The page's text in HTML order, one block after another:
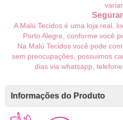
A Malú Tecidos é uma loja real,
Porto Alegre, conforme você
Na Malú Tecidos você pode
sem preocupações, possuimos
dias via whatsapp,
Informações do Produto